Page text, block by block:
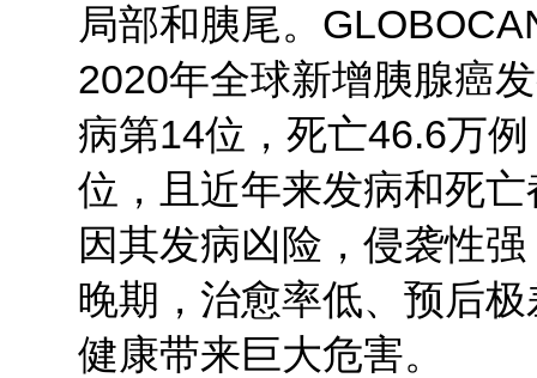
局部和胰尾。
2020年全球新增胰腺癌
病第14位，死亡46.6万
位，且近年来发病和死
因其发病凶险，侵袭性
晚期，治愈率低、预后
健康带来巨大危害。